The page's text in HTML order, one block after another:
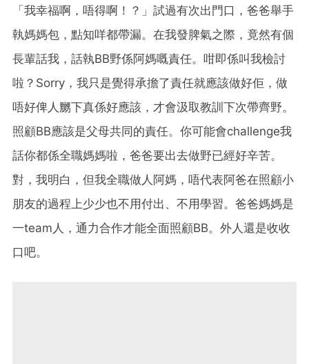
「我幸福啊，唔得啊！？」試過有次出門口，爸爸舉手
執媽媽包，點知咩都帶漏。在我發脾氣之際，竟然有個
長輩話我，話執BB野係阿媽嘅責任。咁即係叫我檢討
啦？Sorry，我只是覺得承擔了責任就應該做好佢，做
唔好俾人嬲下真係好應該，才會汲取教訓下次帶齊野。
照顧BB應該是父母共同的責任。你可能會challenge我
話你都係全職媽媽啦，爸爸要出去做野已經好辛苦。
對，我明白，但我全職做人阿媽，唔代表阿爸在照顧小
朋友的過程上少少也不用付出、不用學習。爸爸媽媽是
一team人，通力合作才能全面照顧BB。外人還是收收
口吧。